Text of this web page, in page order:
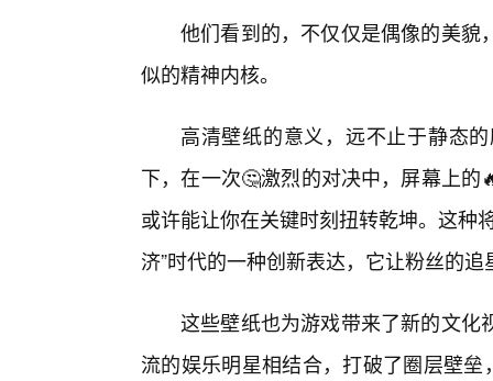
他们看到的，不仅仅是偶像的美貌
似的精神内核。
高清壁纸的意义，远不止于静态
下，在一次🤔激烈的对决中，屏幕上
或许能让你在关键时刻扭转乾坤。这种
济”时代的一种创新表达，它让粉丝的
这些壁纸也为游戏带来了新的文化
流的娱乐明星相结合，打破了圈层壁